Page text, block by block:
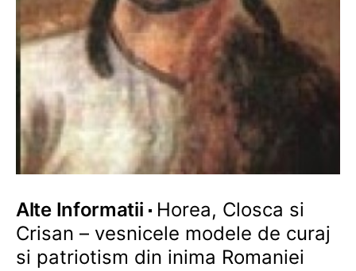
Alte Informatii
Horea, Closca si
Crisan – vesnicele modele de curaj
si patriotism din inima Romaniei